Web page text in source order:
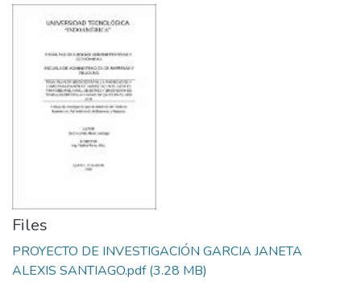
Files
PROYECTO DE INVESTIGACIÓN GARCIA JANETA
ALEXIS SANTIAGO.pdf(3.28 MB)